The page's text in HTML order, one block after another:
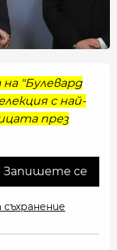
"Булевард
с най-
през